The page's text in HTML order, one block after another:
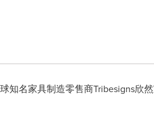
知名家具制造零售商Tribesigns